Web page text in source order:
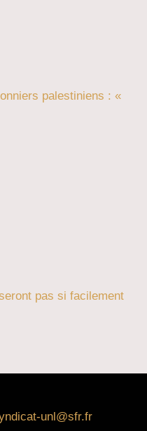
palestiniens : «
pas si facilement
unl@sfr.fr